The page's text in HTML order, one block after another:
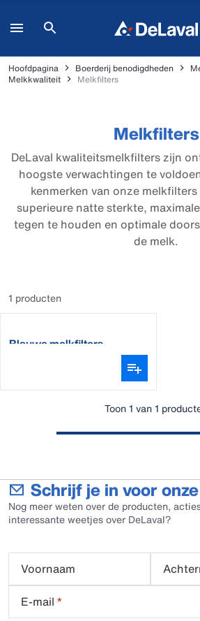
Hoofdpagina Boerderij benodigdheden
Melkkwaliteit
Melkfilters
Melkfilters
DeLaval kwaliteitsmelkfilters zijn
hoogste verwachtingen te
kenmerken van onze
superieure natte sterkte,
tegen te houden en optimale
de melk.
1 producten
Blauwe melkfilters
Toon 1 van 1
Schrijf je in voor
Nog meer weten over de producten,
interessante weetjes over DeLaval?
Voornaam
E-mail *